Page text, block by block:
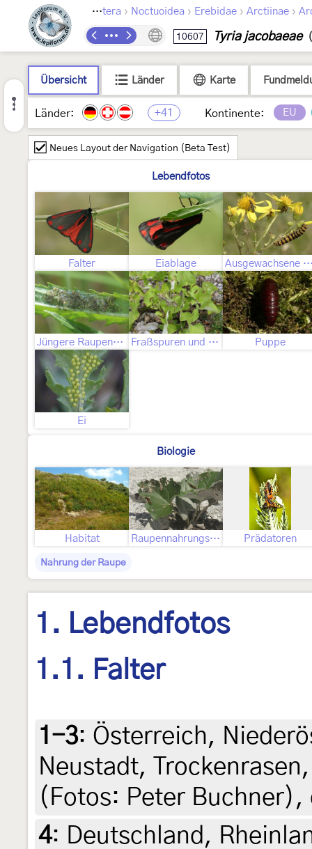
Lepidoptera › Noctuoidea › Erebidae › Arctiinae ›
10607 Tyria jacobaeae
Übersicht Länder Karte
Länder: +41 Kontinente: EU
Neues Layout der Navigation (Beta Test)
Lebendfotos
Falter Eiablage Ausgewachsene
Jüngere Raupenstadien Fraßspuren und Befallsbild Puppe
Ei
Biologie
Habitat Raupennahrungspflanzen Prädatoren
Nahrung der Raupe
1. Lebendfotos
1.1. Falter
1-3: Österreich,
Neustadt,
(Fotos: Peter Buchner),
4: Deutschland,